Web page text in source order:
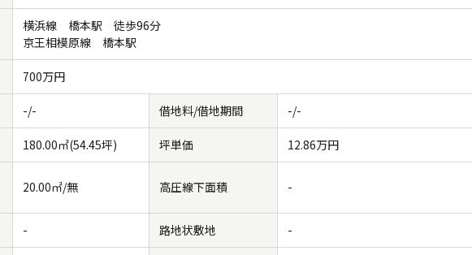
横浜線 橋本駅 徒歩96分
京王相模原線 橋本駅
700万円
-/- 借地料/借地期間 -/-
180.00㎡(54.45坪) 坪単価 12.86万円
20.00㎡/無 高圧線下面積 -
- 路地状敷地 -